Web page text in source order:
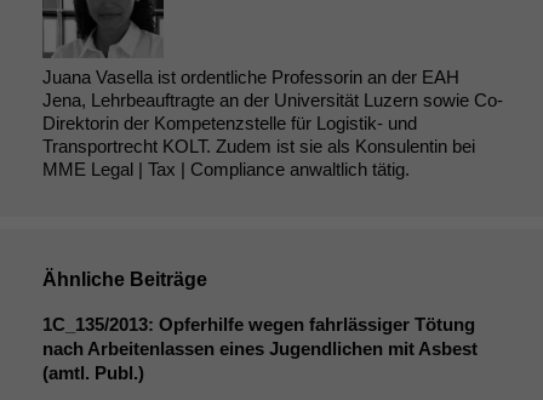
Juana Vasella ist ordentliche Professorin an der EAH
Jena, Lehrbeauftragte an der Universität Luzern sowie Co-
Direktorin der Kompetenzstelle für Logistik- und
Transportrecht KOLT. Zudem ist sie als Konsulentin bei
MME Legal | Tax | Compliance anwaltlich tätig.
Ähnliche Beiträge
1C_135/2013: Opferhilfe wegen fahrlässiger Tötung
nach Arbeitenlassen eines Jugendlichen mit Asbest
(amtl. Publ.)
Funktionalität
Einige
deaktivieren,
kann die